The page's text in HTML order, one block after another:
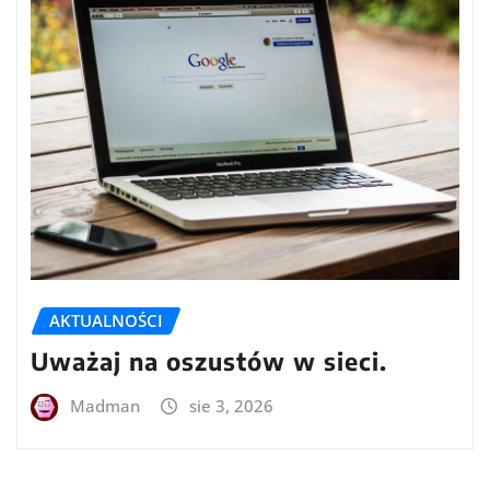
AKTUALNOŚCI
Uważaj na oszustów w sieci.
Madman sie 3, 2026